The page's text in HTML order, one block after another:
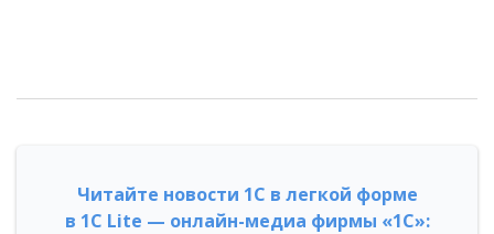
Читайте новости 1С в легкой форме
в 1С Lite — онлайн-медиа фирмы «1С»: